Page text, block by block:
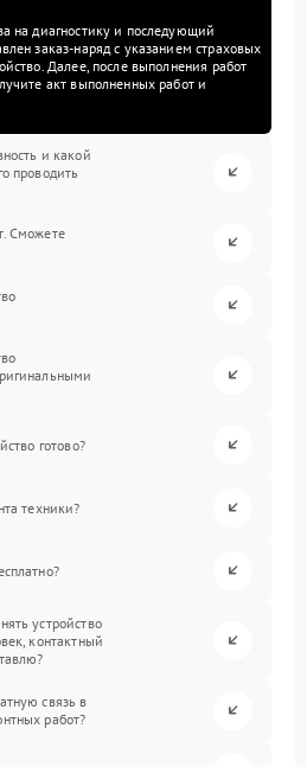
на диагностику и последующий
заказ-наряд с указанием страховых
Далее, после выполнения работ
акт выполненных работ и
и какой
проводить
Сможете
готово?
техники?
устройство
контактный
связь в
работ?